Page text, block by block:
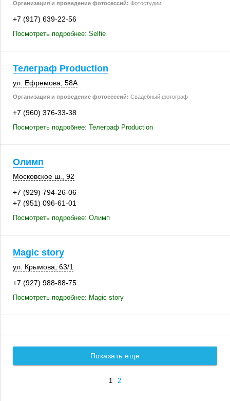
Организация и проведение фотосессий: Фотостудии
+7 (917) 639-22-56
Посмотреть подробнее: Selfie
Телеграф Production
ул. Ефремова 58А
Организация и проведение фотосессий: Свадебный фотограф
+7 (960) 376-33-38
Посмотреть подробнее: Телеграф Production
Олимп
Московское ш., 92
+7 (929) 794-26-06
+7 (951) 096-61-01
Посмотреть подробнее: Олимп
Magic story
ул. Крымова 63/1
+7 (927) 988-88-75
Посмотреть подробнее: Magic story
Показать еще
1 2